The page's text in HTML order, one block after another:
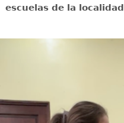
escuelas de la localidad